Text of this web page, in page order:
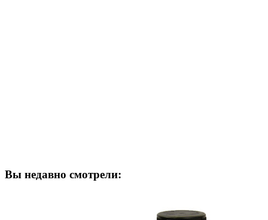
Вы недавно смотрели: